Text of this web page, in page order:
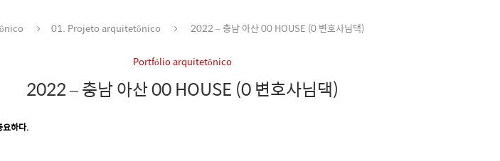
01. Projeto arquitetônico 2022 – 충남 아산 00 HOUSE (0 변호사님댁)
Portfólio arquitetônico
2022 – 충남 아산 00 HOUSE (0 변호사님댁)
요하다.